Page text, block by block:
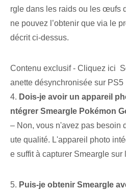
rgle dans les raids ou les œufs
ne pouvez l’obtenir que via le
décrit ci-dessus.
Contenu exclusif - Cliquez ici
anette désynchronisée sur PS5
4. Dois-je avoir un appareil
ntégrer Smeargle‌ Pokémon
– Non, vous n'avez pas besoin
ute qualité. L'appareil photo
e suffit à capturer Smeargle sur
5. Puis-je obtenir Smeargle